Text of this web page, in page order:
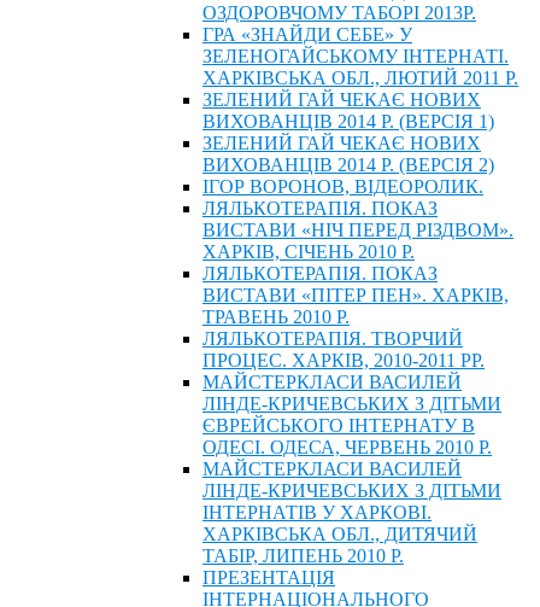
ОЗДОРОВЧОМУ ТАБОРІ 2013Р.
ГРА «ЗНАЙДИ СЕБЕ» У
ЗЕЛЕНОГАЙСЬКОМУ ІНТЕРНАТІ.
ХАРКІВСЬКА ОБЛ., ЛЮТИЙ 2011 Р.
ЗЕЛЕНИЙ ГАЙ ЧЕКАЄ НОВИХ
ВИХОВАНЦІВ 2014 Р. (ВЕРСІЯ 1)
ЗЕЛЕНИЙ ГАЙ ЧЕКАЄ НОВИХ
ВИХОВАНЦІВ 2014 Р. (ВЕРСІЯ 2)
ІГОР ВОРОНОВ, ВІДЕОРОЛИК.
ЛЯЛЬКОТЕРАПІЯ. ПОКАЗ
ВИСТАВИ «НІЧ ПЕРЕД РІЗДВОМ».
ХАРКІВ, СІЧЕНЬ 2010 Р.
ЛЯЛЬКОТЕРАПІЯ. ПОКАЗ
ВИСТАВИ «ПІТЕР ПЕН». ХАРКІВ,
ТРАВЕНЬ 2010 Р.
ЛЯЛЬКОТЕРАПІЯ. ТВОРЧИЙ
ПРОЦЕС. ХАРКІВ, 2010-2011 РР.
МАЙСТЕРКЛАСИ ВАСИЛЕЙ
ЛІНДЕ-КРИЧЕВСЬКИХ З ДІТЬМИ
ЄВРЕЙСЬКОГО ІНТЕРНАТУ В
ОДЕСІ. ОДЕСА, ЧЕРВЕНЬ 2010 Р.
МАЙСТЕРКЛАСИ ВАСИЛЕЙ
ЛІНДЕ-КРИЧЕВСЬКИХ З ДІТЬМИ
ІНТЕРНАТІВ У ХАРКОВІ.
ХАРКІВСЬКА ОБЛ., ДИТЯЧИЙ
ТАБІР, ЛИПЕНЬ 2010 Р.
ПРЕЗЕНТАЦІЯ
ІНТЕРНАЦІОНАЛЬНОГО